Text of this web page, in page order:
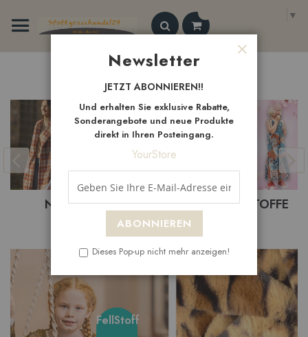
Inhalt
springen
▼
Search
NeueArtikel
BEKLEIDUNGSTOFFE BASTELSTOFFE
unsere
FellStoff
Newsletter
JETZT ABONNIEREN!!
Und erhalten Sie exklusive Rabatte,
Sonderangebote und neue Produkte
direkt in Ihren Posteingang.
YourStore
ABONNIEREN
Dieses Pop-up nicht mehr anzeigen!